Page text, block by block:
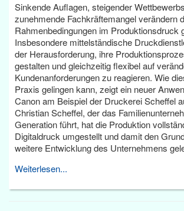
Sinkende Auflagen, steigender
zunehmende Fachkräftemangel verändern
Rahmenbedingungen im Produktionsdruck
Insbesondere mittelständische
der Herausforderung, ihre
gestalten und gleichzeitig flexibel auf
Kundenanforderungen zu reagieren. Wie
Praxis gelingen kann, zeigt ein neuer
Canon am Beispiel der Druckerei Scheffel
Christian Scheffel, der das
Generation führt, hat die Produktion
Digitaldruck umgestellt und damit den
weitere Entwicklung des Unternehmens
Weiterlesen...